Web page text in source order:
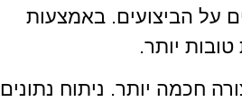
על הביצועים. באמצעות
יותר.
חכמה יותר. ניתוח נתונים